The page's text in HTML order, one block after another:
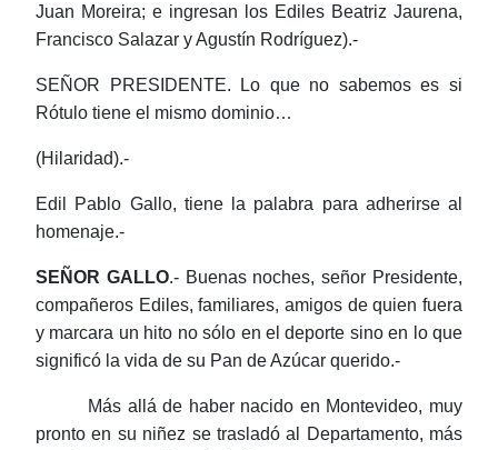
Juan Moreira; e ingresan los Ediles Beatriz Jaurena,
Francisco Salazar y Agustín Rodríguez).-
SEÑOR PRESIDENTE. Lo que no sabemos es si
Rótulo tiene el mismo dominio…
(Hilaridad).-
Edil Pablo Gallo, tiene la palabra para adherirse al
homenaje.-
SEÑOR GALLO.- Buenas noches, señor Presidente,
compañeros Ediles, familiares, amigos de quien fuera
y marcara un hito no sólo en el deporte sino en lo que
significó la vida de su Pan de Azúcar querido.-
Más allá de haber nacido en Montevideo, muy
pronto en su niñez se trasladó al Departamento, más